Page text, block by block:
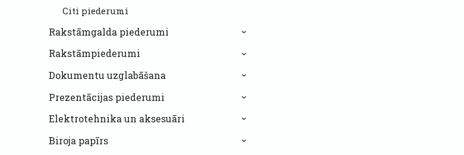
Citi piederumi
Rakstāmgalda piederumi ›
Rakstāmpiederumi ›
Dokumentu uzglabāšana ›
Prezentācijas piederumi ›
Elektrotehnika un aksesuāri ›
Biroja papīrs ›